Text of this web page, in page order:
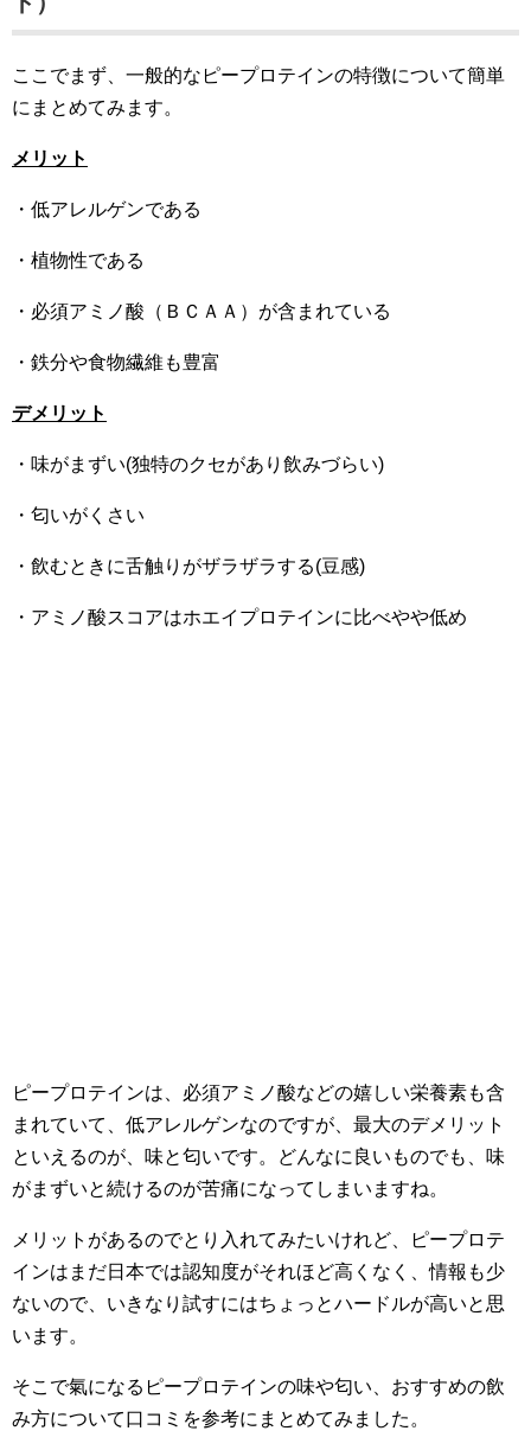
ここでまず、一般的なピープロテインの特徴について簡単
にまとめてみます。
メリット
・低アレルゲンである
・植物性である
・必須アミノ酸（ＢＣＡＡ）が含まれている
・鉄分や食物繊維も豊富
デメリット
・味がまずい(独特のクセがあり飲みづらい)
・匂いがくさい
・飲むときに舌触りがザラザラする(豆感)
・アミノ酸スコアはホエイプロテインに比べやや低め
ピープロテインは、必須アミノ酸などの嬉しい栄養素も含
まれていて、低アレルゲンなのですが、最大のデメリット
といえるのが、味と匂いです。どんなに良いものでも、味
がまずいと続けるのが苦痛になってしまいますね。
メリットがあるのでとり入れてみたいけれど、ピープロテ
インはまだ日本では認知度がそれほど高くなく、情報も少
ないので、いきなり試すにはちょっとハードルが高いと思
います。
そこで氣になるピープロテインの味や匂い、おすすめの飲
み方について口コミを参考にまとめてみました。